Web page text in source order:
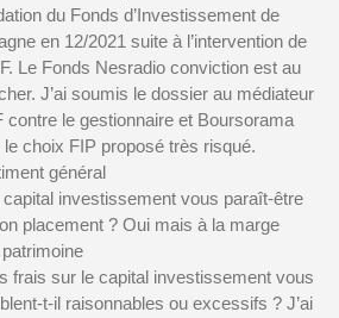
du Fonds d’Investissement de
en 12/2021 suite à l’intervention de
Le Fonds Nesradio conviction est au
J’ai soumis le dossier au médiateur
contre le gestionnaire et Boursorama
le choix FIP proposé très risqué.
général
capital investissement vous paraît-être
placement ? Oui mais à la marge
patrimoine
frais sur le capital investissement vous
t-il raisonnables ou excessifs ? J’ai